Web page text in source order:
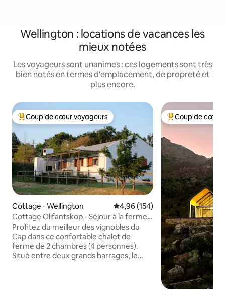
Wellington : locations de vacances les
mieux notées
Les voyageurs sont unanimes : ces logements sont très
bien notés en termes d'emplacement, de propreté et
plus encore.
Coups de cœur voyageurs les plus appréciés
Coup de cœur voyageurs
Cottage ⋅ Wellington Évaluation moyenne sur la
4,96 (154)
Cottage Olifantskop - Séjour à la ferme
confortable
Profitez du meilleur des vignobles du
Cap dans ce confortable chalet de
ferme de 2 chambres (4 personnes).
Situé entre deux grands barrages, le
Coups de cœur
Coup de cœur